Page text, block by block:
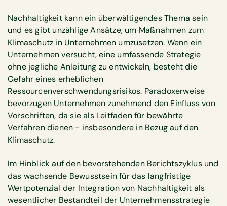
Nachhaltigkeit kann ein überwältigendes Thema sein
und es gibt unzählige Ansätze, um Maßnahmen zum
Klimaschutz in Unternehmen umzusetzen. Wenn ein
Unternehmen versucht, eine umfassende Strategie
ohne jegliche Anleitung zu entwickeln, besteht die
Gefahr eines erheblichen
Ressourcenverschwendungsrisikos. Paradoxerweise
bevorzugen Unternehmen zunehmend den Einfluss von
Vorschriften, da sie als Leitfaden für bewährte
Verfahren dienen - insbesondere in Bezug auf den
Klimaschutz.
Im Hinblick auf den bevorstehenden Berichtszyklus und
das wachsende Bewusstsein für das langfristige
Wertpotenzial der Integration von Nachhaltigkeit als
wesentlicher Bestandteil der Unternehmensstrategie